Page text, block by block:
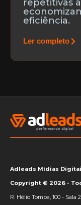
repetitivas
eficiência.
Ler completo
Adleads Mídias
Copyright © 2026 -
R. Hélio Tomba, 100 - Sala